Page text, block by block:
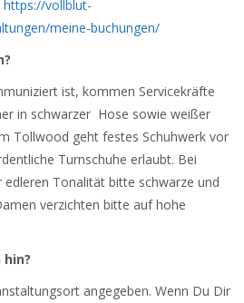
https://vollblut-
meine-buchungen/
ist, kommen Servicekräfte
in schwarzer Hose sowie weißer
Tollwood geht festes Schuhwerk vor
Turnschuhe erlaubt. Bei
Tonalität bitte schwarze und
verzichten bitte auf hohe
angegeben. Wenn Du Dir